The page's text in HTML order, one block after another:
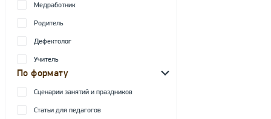
Медработник
Родитель
Дефектолог
Учитель
По формату
Сценарии занятий и праздников
Статьи для педагогов